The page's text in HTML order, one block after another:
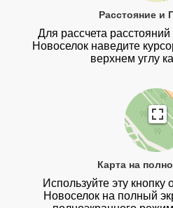
Расстояние и
Для рассчета
Новоселок наведите
верхнем углу
Карта на
Используйте эту
Новоселок на полный